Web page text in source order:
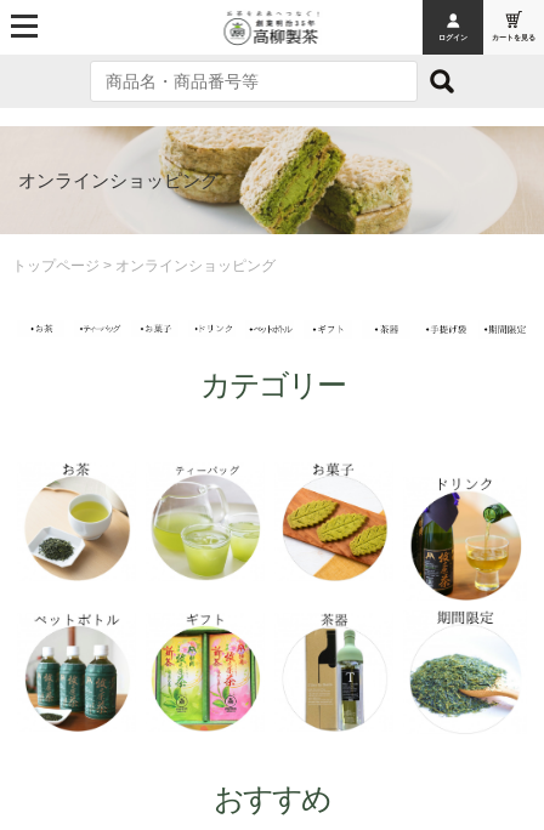
ログイン カートを見る
トップページ
オンラインショッピング
お茶
お菓子
フィナンシェ
ドリンク
ペットボトル
ギフト
ソフトクリーム※毎日販売
オンラインショッピング
トップページ > オンラインショッピング
カテゴリー
おすすめ